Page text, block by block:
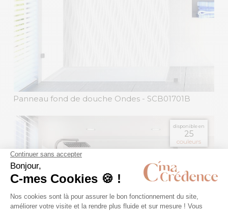
Panneau fond de douche Ondes - SCB01701B
disponible en
25
couleurs